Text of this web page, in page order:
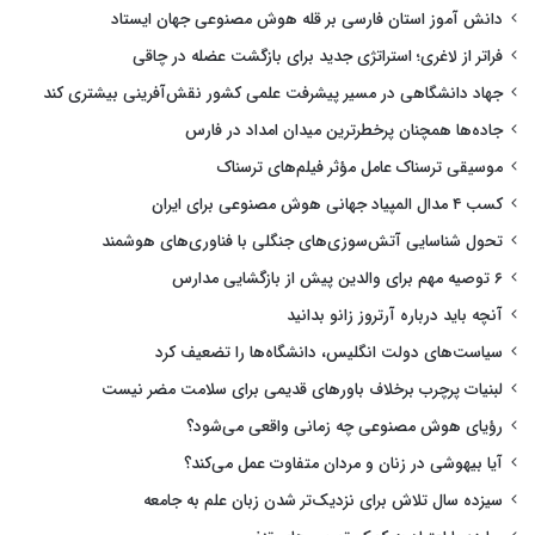
دانش آموز استان فارسی بر قله هوش مصنوعی جهان ایستاد
فراتر از لاغری؛ استراتژی جدید برای بازگشت عضله در چاقی
جهاد دانشگاهی در مسیر پیشرفت علمی کشور نقش‌آفرینی بیشتری کند
جاده‌ها همچنان پرخطرترین میدان امداد در فارس
موسیقی ترسناک عامل مؤثر فیلم‌های ترسناک
کسب ۴ مدال المپیاد جهانی هوش مصنوعی برای ایران
تحول شناسایی آتش‌سوزی‌های جنگلی با فناوری‌های هوشمند
۶ توصیه مهم برای والدین پیش از بازگشایی مدارس
آنچه باید درباره آرتروز زانو بدانید
سیاست‌های دولت انگلیس، دانشگاه‌ها را تضعیف کرد
لبنیات پرچرب برخلاف باورهای قدیمی برای سلامت مضر نیست
رؤیای هوش مصنوعی چه زمانی واقعی می‌شود؟
آیا بیهوشی در زنان و مردان متفاوت عمل می‌کند؟
سیزده سال تلاش برای نزدیک‌تر شدن زبان علم به جامعه